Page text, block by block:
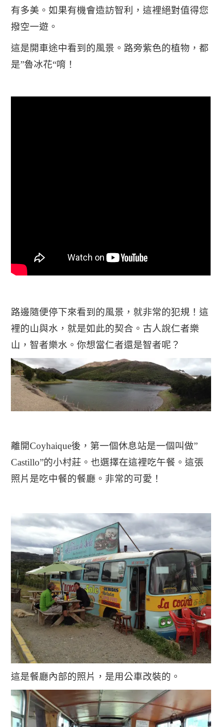
有多美。如果有機會造訪智利，這裡絕對值得您
撥空一遊。
這是開車途中看到的風景。路旁紫色的植物，都
是”魯冰花“唷！
路邊隨便停下來看到的風景，就非常的犯規！這
裡的山與水，就是如此的契合。古人說仁者樂
山，智者樂水。你想當仁者還是智者呢？
離開Coyhaique後，第一個休息站是一個叫做”
Castillo”的小村莊。也選擇在這裡吃午餐。這張
照片是吃中餐的餐廳。非常的可愛！
這是餐廳內部的照片，是用公車改裝的。